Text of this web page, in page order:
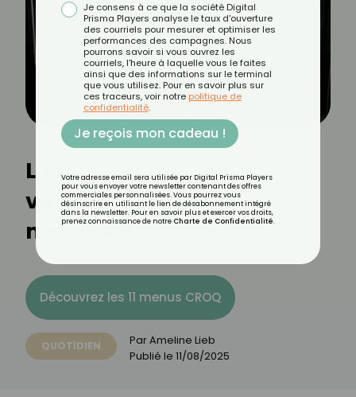
La cuisson au lave-
vaisselle, comment ça
marche ?
Découvrez les 11 menus CROQ
QUOTIDIEN ParAmeline Lieb
Publié le 11/08/2025
Je consens à ce que la société Digital
Prisma Players analyse le taux d'ouverture
des courriels pour mesurer et optimiser les
performances des campagnes. Nous
pourrons savoir si vous ouvrez les
courriels, l'heure à laquelle vous le faites
ainsi que des informations sur le terminal
que vous utilisez. Pour en savoir plus sur
ces traceurs, voir notre politique de
confidentialité.
Je reçois mon cadeau !
Votre adresse email sera utilisée par Digital Prisma Players
pour vous envoyer votre newsletter contenant des offres
commerciales personnalisées. Vous pourrez vous
désinscrire en utilisant le lien de désabonnement intégré
dans la newsletter. Pour en savoir plus et exercer vos droits,
prenez connaissance de notre Charte de Confidentialité.